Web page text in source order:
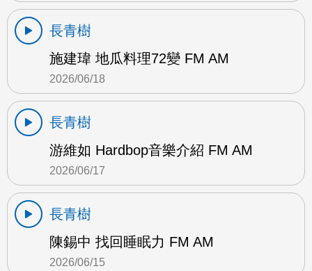
長青樹
施建瑋 地瓜料理72變 FM AM
2026/06/18
長青樹
游維如 Hardbop音樂介紹 FM AM
2026/06/17
長青樹
陳錫中 找回睡眠力 FM AM
2026/06/15